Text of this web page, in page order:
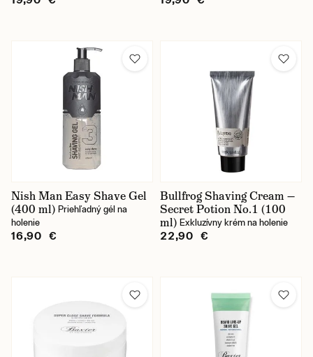
Nish Man Easy Shave Gel
(400 ml) Priehľadný gél na
holenie
16,90 €
Bullfrog Shaving Cream —
Secret Potion No.1 (100
ml) Exkluzívny krém na holenie
22,90 €